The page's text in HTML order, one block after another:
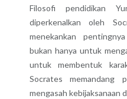
Filosofi pendidikan
diperkenalkan oleh
menekankan
bukan hanya untuk
untuk membentuk
Socrates memandang
mengasah kebijaksanaan